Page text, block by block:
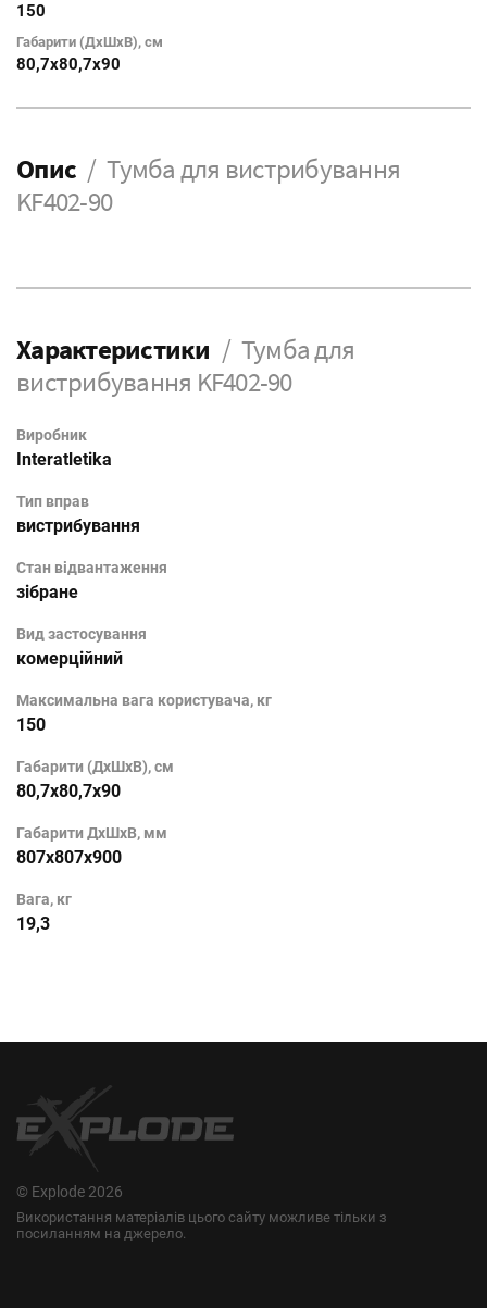
150
Габарити (ДхШхВ), см
80,7x80,7x90
Опис
Тумба для вистрибування
KF402-90
Характеристики
Тумба для
вистрибування KF402-90
Виробник
Interatletika
Тип вправ
вистрибування
Стан відвантаження
зібране
Вид застосування
комерційний
Максимальна вага користувача, кг
150
Габарити (ДхШхВ), см
80,7x80,7x90
Габарити ДхШхВ, мм
807x807x900
Вага, кг
19,3
© Explode 2026
Використання матеріалів цього сайту можливе тільки з
посиланням на джерело.